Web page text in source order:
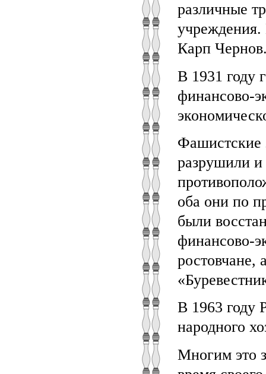
различные
учреждения.
Карп
В 1931 году
финансово-
Фашистские
разрушили
оба они по
были
финансово-
ростовчане,
В 1963 году
народного
Многим это